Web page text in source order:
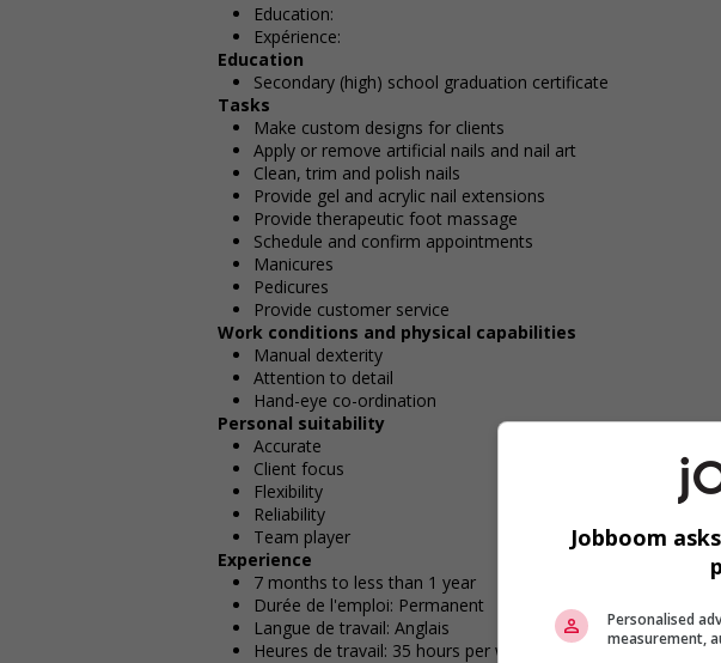
Education:
Expérience:
Education
Secondary (high) school graduation certificate
Tasks
Make custom designs for clients
Apply or remove artificial nails and nail art
Clean, trim and polish nails
Provide gel and acrylic nail extensions
Provide therapeutic foot massage
Schedule and confirm appointments
Manicures
Pedicures
Provide customer service
Work conditions and physical capabilities
Manual dexterity
Attention to detail
Hand-eye co-ordination
Personal suitability
Accurate
Client focus
Flexibility
Reliability
Team player
Experience
7 months to less than 1 year
Durée de l'emploi: Permanent
Langue de travail: Anglais
Heures de travail: 35 hours per week
Jobboom
Personalised
measurement,